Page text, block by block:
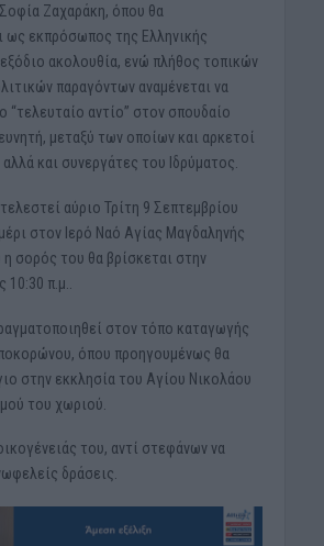
Ζαχαράκη, όπου θα
ως εκπρόσωπος της Ελληνικής
ακολουθία, ενώ πλήθος τοπικών
παραγόντων αναμένεται να
“τελευταίο αντίο” στον σπουδαίο
μεταξύ των οποίων και αρκετοί
και συνεργάτες του Ιδρύματος.
αύριο Τρίτη 9 Σεπτεμβρίου
στον Ιερό Ναό Αγίας Μαγδαληνής
σορός του θα βρίσκεται στην
10:30 π.μ..
στον τόπο καταγωγής
όπου προηγουμένως θα
στην εκκλησία του Αγίου Νικολάου
του χωριού.
του, αντί στεφάνων να
δράσεις.